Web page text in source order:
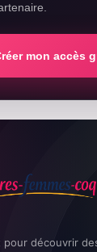
mon accès
pour découvrir